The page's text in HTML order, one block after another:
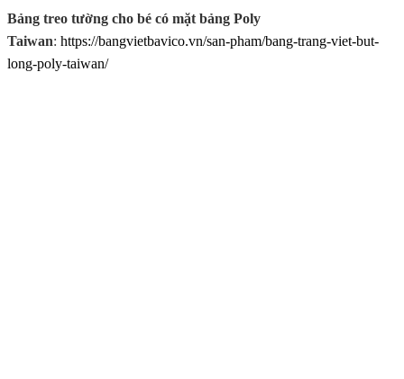
Bảng treo tường cho bé có mặt bảng Poly
Taiwan: https://bangvietbavico.vn/san-pham/bang-trang-viet-but-
long-poly-taiwan/